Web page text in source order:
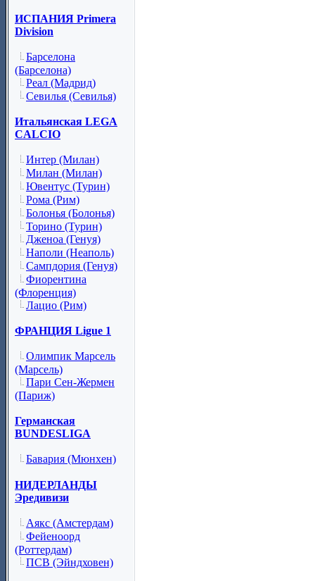
ИСПАНИЯ Primera
Division
Барселона
(Барселона)
Реал (Мадрид)
Севилья (Севилья)
Итальянская LEGA
CALCIO
Интер (Милан)
Милан (Милан)
Ювентус (Турин)
Рома (Рим)
Болонья (Болонья)
Торино (Турин)
Дженоа (Генуя)
Наполи (Неаполь)
Сампдория (Генуя)
Фиорентина
(Флоренция)
Лацио (Рим)
ФРАНЦИЯ Ligue 1
Олимпик Марсель
(Марсель)
Пари Сен-Жермен
(Париж)
Германская
BUNDESLIGA
Бавария (Мюнхен)
НИДЕРЛАНДЫ
Эредивизи
Аякс (Амстердам)
Фейеноорд
(Роттердам)
ПСВ (Эйндховен)